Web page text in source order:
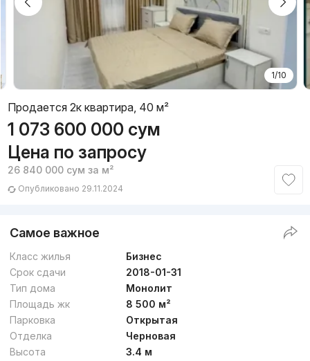
1/10
Продается 2к квартира, 40 м²
1 073 600 000 сум
Цена по запросу
26 840 000 сум за м²
Опубликовано 29.11.2024
Самое важное
Класс жилья
Бизнес
Срок сдачи
2018-01-31
Тип дома
Монолит
Площадь жк
8 500 м²
Парковка
Открытая
Отделка
Черновая
Высота
3.4 м